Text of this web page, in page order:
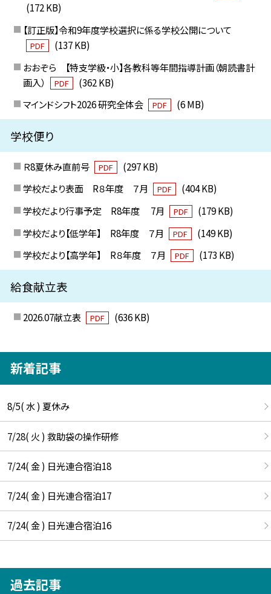
(172 KB)
【訂正版】令和9年度学校選択に係る学校公開について
PDF
(137 KB)
おおぞら 【特支学級・小】各教科等年間指導計画（朝読書計
画入）
PDF
(362 KB)
マインドシフト2026 研究全体会
PDF (6 MB)
学校便り
Ｒ8夏休み直前号 PDF
(297 KB)
学校だより表面 R８年度 ７月
PDF
(404 KB)
学校だより行事予定 R8年度 7月
PDF
(179 KB)
学校だより【低学年】 R8年度 ７月
PDF
(149 KB)
学校だより【高学年】 R８年度 ７月
PDF (173 KB)
給食献立表
2026.07献立表 PDF (636 KB)
新着記事
8/5( 水 ) 夏休み
7/28( 火 ) 救助袋の操作研修
7/24( 金 ) 日光連合宿泊18
7/24( 金 ) 日光連合宿泊17
7/24( 金 ) 日光連合宿泊16
過去記事